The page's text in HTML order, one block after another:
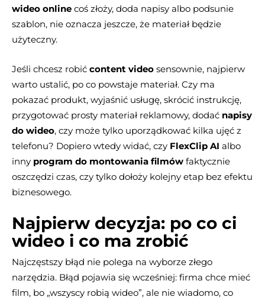
wideo online coś złoży, doda napisy albo podsunie
szablon, nie oznacza jeszcze, że materiał będzie
użyteczny.
Jeśli chcesz robić content video sensownie, najpierw
warto ustalić, po co powstaje materiał. Czy ma
pokazać produkt, wyjaśnić usługę, skrócić instrukcję,
przygotować prosty materiał reklamowy, dodać napisy
do wideo, czy może tylko uporządkować kilka ujęć z
telefonu? Dopiero wtedy widać, czy FlexClip AI albo
inny program do montowania filmów faktycznie
oszczędzi czas, czy tylko dołoży kolejny etap bez efektu
biznesowego.
Najpierw decyzja: po co ci
wideo i co ma zrobić
Najczęstszy błąd nie polega na wyborze złego
narzędzia. Błąd pojawia się wcześniej: firma chce mieć
film, bo „wszyscy robią wideo”, ale nie wiadomo, co